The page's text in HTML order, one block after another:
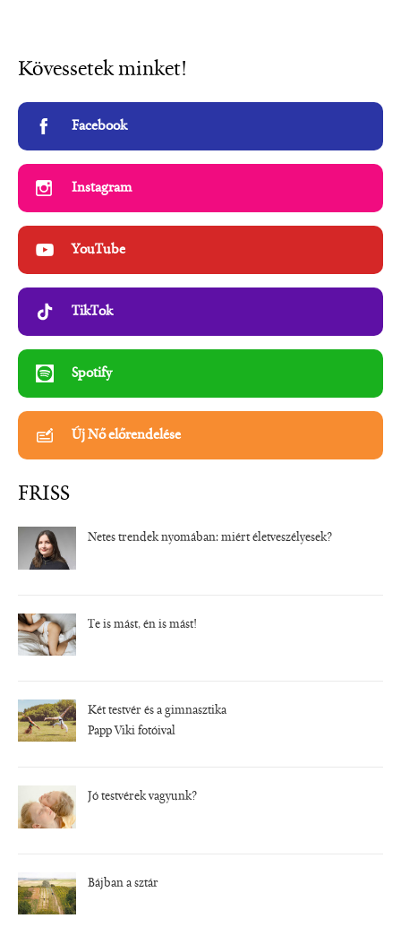
Kövessetek minket!
Facebook
Instagram
YouTube
TikTok
Spotify
Új Nő előrendelése
FRISS
Netes trendek nyomában: miért életveszélyesek?
Te is mást, én is mást!
Két testvér és a gimnasztika
Papp Viki fotóival
Jó testvérek vagyunk?
Bájban a sztár